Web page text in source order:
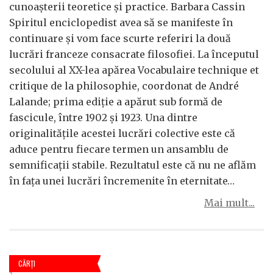
cunoașterii teoretice și practice. Barbara Cassin
Spiritul enciclopedist avea să se manifeste în
continuare și vom face scurte referiri la două
lucrări franceze consacrate filosofiei. La începutul
secolului al XX-lea apărea Vocabulaire technique et
critique de la philosophie, coordonat de André
Lalande; prima ediție a apărut sub formă de
fascicule, între 1902 și 1923. Una dintre
originalitățile acestei lucrări colective este că
aduce pentru fiecare termen un ansamblu de
semnificații stabile. Rezultatul este că nu ne aflăm
în fața unei lucrări încremenite în eternitate…
Mai mult...
CĂRŢI